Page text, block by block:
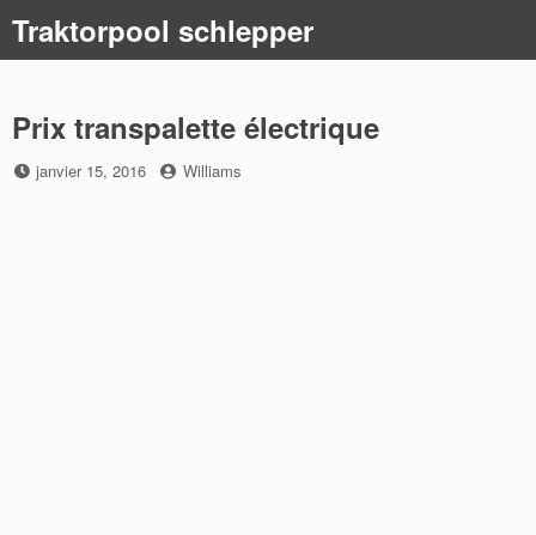
content
Traktorpool schlepper
Prix transpalette électrique
Posted
janvier 15, 2016 by
Williams